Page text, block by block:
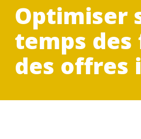
Optimiser
temps des
des offres